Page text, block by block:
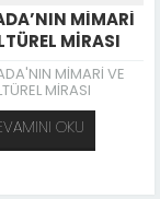
MİMARİ
MİRASI
MİMARİ VE
MİRASI
OKU